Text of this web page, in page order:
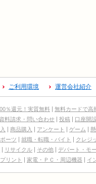
ご利用環境 運営会社紹介
％還元！実質無料
無料カードで高
資料請求・問い合わせ 投稿
口座開
商品購入 アンケート ゲーム
ーツ 就職・転職・バイト
クレジ
リサイクル その他
デパート・モ
リント 家電・ＰＣ・周辺機器 イ